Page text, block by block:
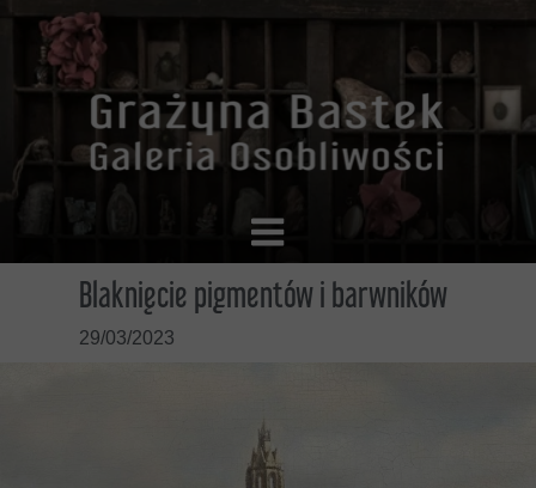
29/03/2023
Blaknięcie pigmentów i barwników